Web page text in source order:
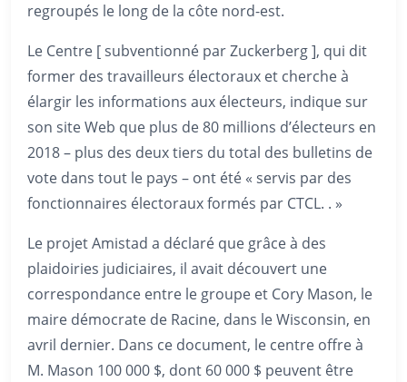
regroupés le long de la côte nord-est.
Le Centre [ subventionné par Zuckerberg ], qui dit
former des travailleurs électoraux et cherche à
élargir les informations aux électeurs, indique sur
son site Web que plus de 80 millions d’électeurs en
2018 – plus des deux tiers du total des bulletins de
vote dans tout le pays – ont été « servis par des
fonctionnaires électoraux formés par CTCL. . »
Le projet Amistad a déclaré que grâce à des
plaidoiries judiciaires, il avait découvert une
correspondance entre le groupe et Cory Mason, le
maire démocrate de Racine, dans le Wisconsin, en
avril dernier. Dans ce document, le centre offre à
M. Mason 100 000 $, dont 60 000 $ peuvent être